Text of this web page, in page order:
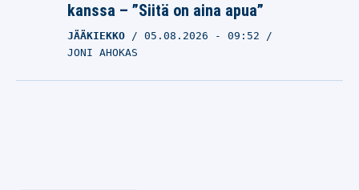
kanssa – ”Siitä on aina apua”
JÄÄKIEKKO 05.08.2026 - 09:52
JONI AHOKAS